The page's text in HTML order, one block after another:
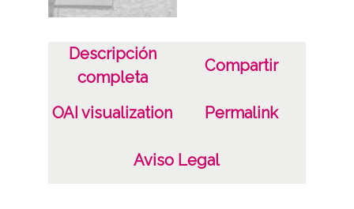
Licencia de las imágenes
Descripción
completa
Compartir
OAI visualization Permalink
Aviso Legal